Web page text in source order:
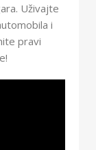
Uživajte
i
pravi